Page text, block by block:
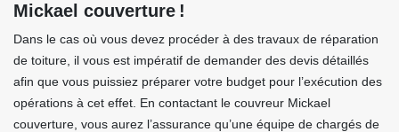
Mickael couverture !
Dans le cas où vous devez procéder à des travaux de réparation
de toiture, il vous est impératif de demander des devis détaillés
afin que vous puissiez préparer votre budget pour l’exécution des
opérations à cet effet. En contactant le couvreur Mickael
couverture, vous aurez l’assurance qu’une équipe de chargés de